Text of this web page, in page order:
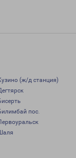
(ж/д станция)
пос.